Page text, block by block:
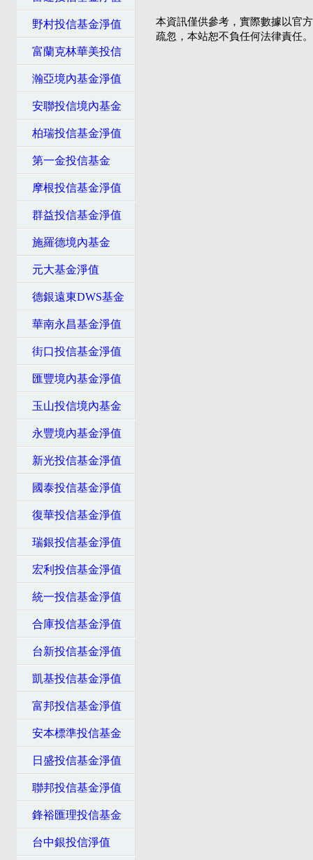
野村投信基金淨值
富蘭克林華美投信
瀚亞境內基金淨值
安聯投信境內基金
柏瑞投信基金淨值
第一金投信基金
摩根投信基金淨值
群益投信基金淨值
施羅德境內基金
元大基金淨值
德銀遠東DWS基金
華南永昌基金淨值
街口投信基金淨值
匯豐境內基金淨值
玉山投信境內基金
永豐境內基金淨值
新光投信基金淨值
國泰投信基金淨值
復華投信基金淨值
瑞銀投信基金淨值
宏利投信基金淨值
統一投信基金淨值
合庫投信基金淨值
台新投信基金淨值
凱基投信基金淨值
富邦投信基金淨值
安本標準投信基金
日盛投信基金淨值
聯邦投信基金淨值
鋒裕匯理投信基金
台中銀投信淨值
本資訊僅供參考，實際數據以官
疏忽，本站恕不負任何法律責任。